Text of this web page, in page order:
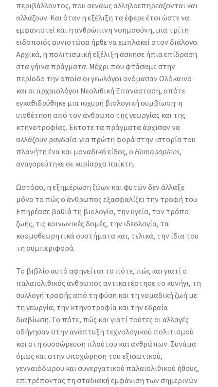
περιβάλλοντος, που αενάως αλληλοεπηρεάζονται και
αλλάζουν. Και όταν η εξέλιξη τα έφερε έτσι ώστε να
εμφανιστεί και η ανθρώπινη νοημοσύνη, μια τρίτη
ειδοποιός συνιστώσα ήρθε να εμπλακεί στον διάλογο.
Αρχικά, η πολιτισμική εξέλιξη άσκησε ήπια επίδραση
στα γήινα πράγματα. Μέχρι που φτάσαμε στην
περίοδο την οποία οι γεωλόγοι ονόμασαν Ολόκαινο
και οι αρχαιολόγοι Νεολιθική Επανάσταση, οπότε
εγκαθιδρύθηκε μια ισχυρή βιολογική συμβίωση: η
υιοθέτηση από τον άνθρωπο της γεωργίας και της
κτηνοτροφίας. Έκτοτε τα πράγματα άρχισαν να
αλλάζουν ραγδαία: για πρώτη φορά στην ιστορία του
πλανήτη ένα και μοναδικό είδος, ο Homo sapiens,
αναγορεύτηκε σε κυρίαρχο παίκτη.
Ωστόσο, η εξημέρωση ζώων και φυτών δεν άλλαξε
μόνο το πώς ο άνθρωπος εξασφαλίζει την τροφή του.
Επηρέασε βαθιά τη βιολογία, την υγεία, τον τρόπο
ζωής, τις κοινωνικές δομές, την ιδεολογία, τα
κοσμοθεωρητικά συστήματα και, τελικά, την ίδια του
τη συμπεριφορά.
Το βιβλίο αυτό αφηγείται το πότε, πώς και γιατί ο
παλαιολιθικός άνθρωπος αντικατέστησε το κυνήγι, τη
συλλογή τροφής από τη φύση και τη νομαδική ζωή με
τη γεωργία, την κτηνοτροφία και την εδραία
διαβίωση. Το πότε, πώς και γιατί τούτες οι αλλαγές
οδήγησαν στην ανάπτυξη τεχνολογικού πολιτισμού
και στη συσσώρευση πλούτου και ανθρώπων. Συνάμα
όμως και στην υποχώρηση του εξισωτικού,
γενναιόδωρου και συνεργατικού παλαιολιθικού ήθους,
επιτρέποντας τη σταδιακή εμφάνιση των σημερινών